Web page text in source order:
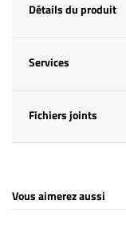
Détails du produit
Services
Fichiers joints
Vous aimerez aussi